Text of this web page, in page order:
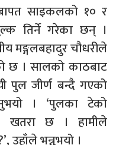
साइकलको १० र
तिर्ने गरेका छन् ।
मङ्गलबहादुर चौधरीले
छ । सालको काठबाट
पुल जीर्ण बन्दै गएको
। ‘पुलका टेको
खतरा छ । हामीले
उहाँले भन्नुभयो ।